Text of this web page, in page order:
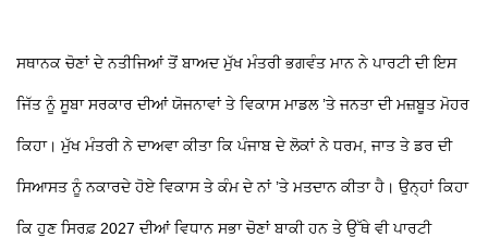
ਸਥਾਨਕ ਚੋਣਾਂ ਦੇ ਨਤੀਜਿਆਂ ਤੋਂ ਬਾਅਦ ਮੁੱਖ ਮੰਤਰੀ ਭਗਵੰਤ ਮਾਨ ਨੇ ਪਾਰਟੀ ਦੀ ਇਸ
ਜਿੱਤ ਨੂੰ ਸੂਬਾ ਸਰਕਾਰ ਦੀਆਂ ਯੋਜਨਾਵਾਂ ਤੇ ਵਿਕਾਸ ਮਾਡਲ ’ਤੇ ਜਨਤਾ ਦੀ ਮਜ਼ਬੂਤ ਮੋਹਰ
ਕਿਹਾ। ਮੁੱਖ ਮੰਤਰੀ ਨੇ ਦਾਅਵਾ ਕੀਤਾ ਕਿ ਪੰਜਾਬ ਦੇ ਲੋਕਾਂ ਨੇ ਧਰਮ, ਜਾਤ ਤੇ ਡਰ ਦੀ
ਸਿਆਸਤ ਨੂੰ ਨਕਾਰਦੇ ਹੋਏ ਵਿਕਾਸ ਤੇ ਕੰਮ ਦੇ ਨਾਂ ’ਤੇ ਮਤਦਾਨ ਕੀਤਾ ਹੈ। ਉਨ੍ਹਾਂ ਕਿਹਾ
ਕਿ ਹੁਣ ਸਿਰਫ਼ 2027 ਦੀਆਂ ਵਿਧਾਨ ਸਭਾ ਚੋਣਾਂ ਬਾਕੀ ਹਨ ਤੇ ਉੱਥੇ ਵੀ ਪਾਰਟੀ